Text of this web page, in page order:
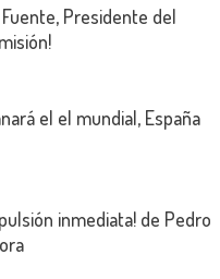
Fuente, Presidente del
el el mundial, España
inmediata! de Pedro